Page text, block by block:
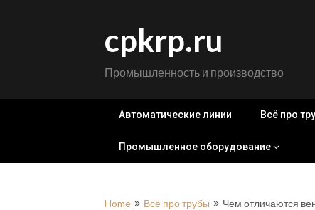
cpkrp.ru
Промышленность и производство
Автоматические линии Всё про
Промышленное оборудование
Home Всё про трубы Чем отличаются